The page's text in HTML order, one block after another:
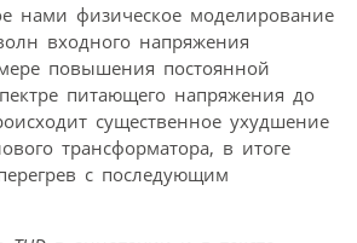
нами физическое моделирование
входного напряжения
повышения постоянной
питающего напряжения до
существенное ухудшение
трансформатора, в итоге
с последующим